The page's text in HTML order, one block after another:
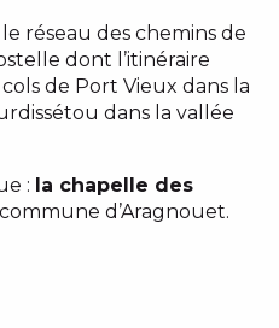
réseau des chemins de
dont l’itinéraire
de Port Vieux dans la
dans la vallée
: la chapelle des
d’Aragnouet.